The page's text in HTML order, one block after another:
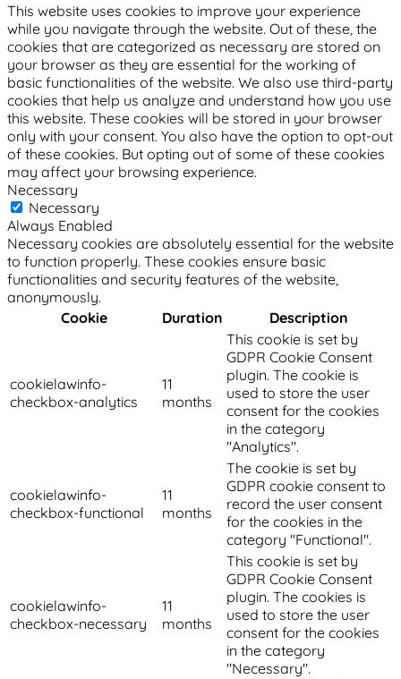
This website uses cookies to improve your experience
while you navigate through the website. Out of these, the
cookies that are categorized as necessary are stored on
your browser as they are essential for the working of
basic functionalities of the website. We also use third-party
cookies that help us analyze and understand how you use
this website. These cookies will be stored in your browser
only with your consent. You also have the option to opt-out
of these cookies. But opting out of some of these cookies
may affect your browsing experience.
Necessary
Necessary
Always Enabled
Necessary cookies are absolutely essential for the website
to function properly. These cookies ensure basic
functionalities and security features of the website,
anonymously.
Cookie
Duration Description
cookielawinfo-
checkbox-analytics
11
months
This cookie is set by
GDPR Cookie Consent
plugin. The cookie is
used to store the user
consent for the cookies
in the category
"Analytics".
cookielawinfo-
checkbox-functional
11
months
The cookie is set by
GDPR cookie consent to
record the user consent
for the cookies in the
category "Functional".
cookielawinfo-
checkbox-necessary
11
months
This cookie is set by
GDPR Cookie Consent
plugin. The cookies is
used to store the user
consent for the cookies
in the category
"Necessary".